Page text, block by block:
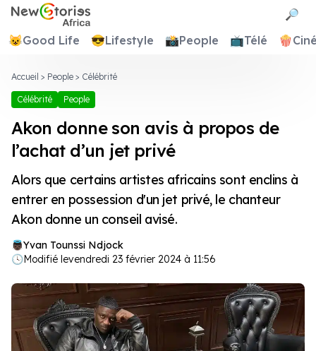
Newstories Africa
🔎
😺Good Life 😎Lifestyle 📸People 📺Télé 🍿
Accueil > People > Célébrité
Célébrité People
Akon donne son avis à propos de
l’achat d’un jet privé
Alors que certains artistes africains sont enclins à
entrer en possession d'un jet privé, le chanteur
Akon donne un conseil avisé.
Yvan Tounssi Ndjock
🕓Modifié levendredi 23 février 2024 à 11:56